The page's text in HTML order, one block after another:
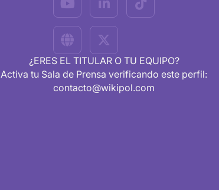
¿ERES EL TITULAR O TU EQUIPO?
Activa tu Sala de Prensa verificando este perfil:
contacto@wikipol.com